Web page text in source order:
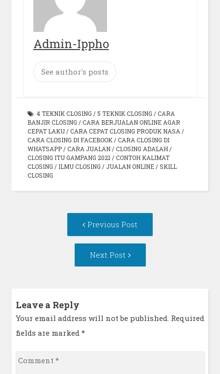
Admin-Ippho
See author's posts
4 TEKNIK CLOSING / 5 TEKNIK CLOSING /CARA
BANJIR CLOSING /CARA BERJUALAN ONLINE AGAR
CEPAT LAKU/CARA CEPAT CLOSING PRODUK NASA/
CARA CLOSING DI FACEBOOK/CARA CLOSING DI
WHATSAPP/CARA JUALAN/CLOSING ADALAH/
CLOSING ITU GAMPANG 2021/CONTOH KALIMAT
CLOSING / ILMU CLOSING / JUALAN ONLINE/SKILL
CLOSING
Previous Post
post:
Next Post
Post:
Leave a Reply
Your email address will not be published. Required
fields are marked *
Comment